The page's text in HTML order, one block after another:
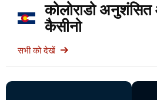
कोलोराडो
कैसीनो
सभी को देखें